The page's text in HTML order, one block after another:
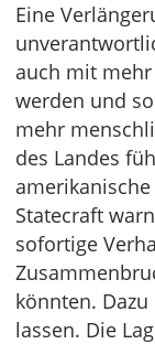
Eine
auch mit
werden und
mehr
des Landes
Statecraft
sofortige
könnten.
lassen. Die